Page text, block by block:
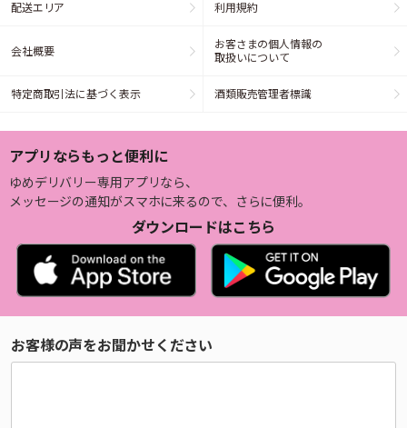
配送エリア 利用規約
会社概要
お客さまの個人情報の
取扱いについて
特定商取引法に基づく表示 酒類販売管理者標識
アプリならもっと便利に
ゆめデリバリー専用アプリなら、
メッセージの通知がスマホに来るので、さらに便利。
ダウンロードはこちら
お客様の声をお聞かせください